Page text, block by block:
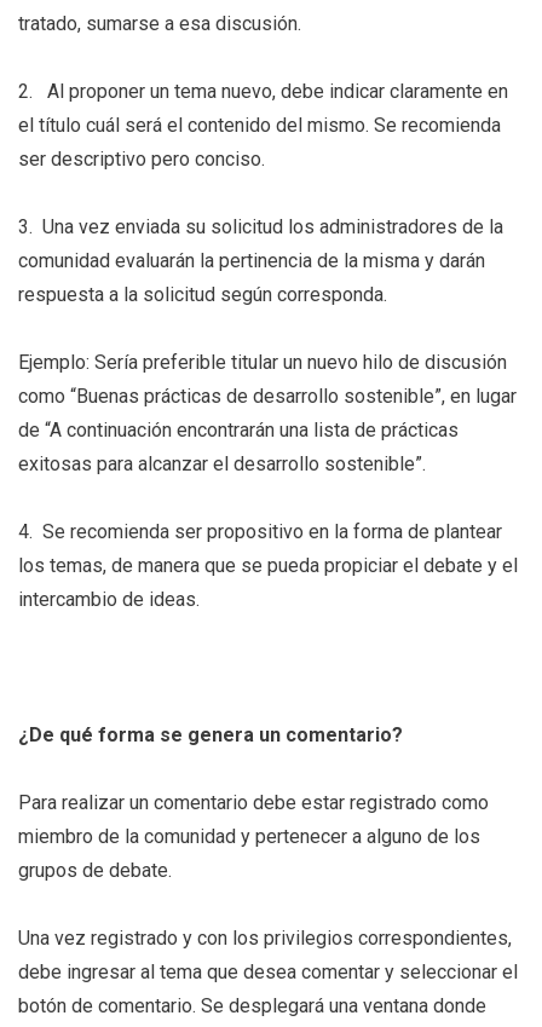
tratado, sumarse a esa discusión.
2. Al proponer un tema nuevo, debe indicar claramente en
el título cuál será el contenido del mismo. Se recomienda
ser descriptivo pero conciso.
3. Una vez enviada su solicitud los administradores de la
comunidad evaluarán la pertinencia de la misma y darán
respuesta a la solicitud según corresponda.
Ejemplo: Sería preferible titular un nuevo hilo de discusión
como “Buenas prácticas de desarrollo sostenible”, en lugar
de “A continuación encontrarán una lista de prácticas
exitosas para alcanzar el desarrollo sostenible”.
4. Se recomienda ser propositivo en la forma de plantear
los temas, de manera que se pueda propiciar el debate y el
intercambio de ideas.
¿De qué forma se genera un comentario?
Para realizar un comentario debe estar registrado como
miembro de la comunidad y pertenecer a alguno de los
grupos de debate.
Una vez registrado y con los privilegios correspondientes,
debe ingresar al tema que desea comentar y seleccionar el
botón de comentario. Se desplegará una ventana donde